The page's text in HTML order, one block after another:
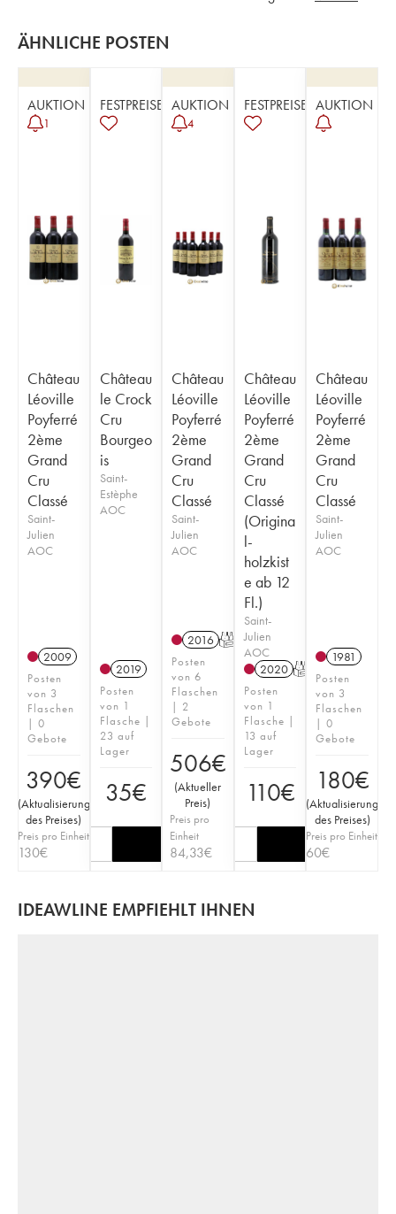
ÄHNLICHE POSTEN
AUKTION
1
Château
Léoville
Poyferré
2ème
Grand
Cru
Classé
Saint-
Julien
AOC
2009
Posten
von 3
Flaschen
| 0
Gebote
390€
(Aktualisierung
des Preises)
Preis pro Einheit
130€
FESTPREISE
Château
le Crock
Cru
Bourgeo
is
Saint-
Estèphe
AOC
2019
Posten
von 1
Flasche |
23 auf
Lager
35€
AUKTION
4
Château
Léoville
Poyferré
2ème
Grand
Cru
Classé
Saint-
Julien
AOC
2016 T
Posten
von 6
Flaschen
| 2
Gebote
506€
(Aktueller
Preis)
Preis pro
Einheit
84,33€
FESTPREISE
Château
Léoville
Poyferré
2ème
Grand
Cru
Classé
(Origina
l-
holzkist
e ab 12
Fl.)
Saint-
Julien
AOC
2020 T
Posten
von 1
Flasche |
13 auf
Lager
110€
AUKTION
Château
Léoville
Poyferré
2ème
Grand
Cru
Classé
Saint-
Julien
AOC
1981
Posten
von 3
Flaschen
| 0
Gebote
180€
(Aktualisierung
des Preises)
Preis pro Einheit
60€
IDEAWLINE EMPFIEHLT IHNEN